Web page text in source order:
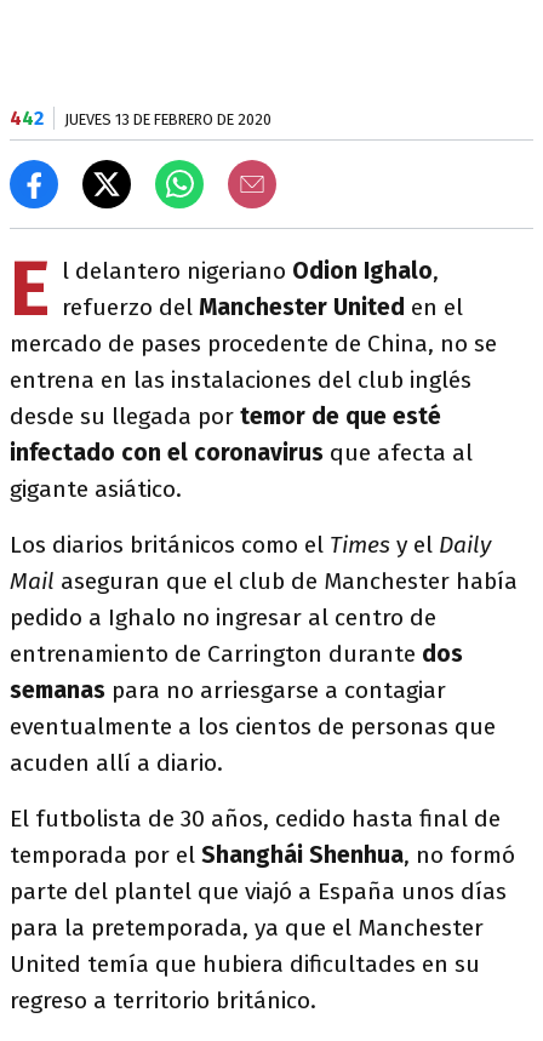
442 JUEVES 13 DE FEBRERO DE 2020
E l delantero nigeriano Odion Ighalo,
refuerzo del Manchester United en el
mercado de pases procedente de China, no se
entrena en las instalaciones del club inglés
desde su llegada por temor de que esté
infectado con el coronavirus que afecta al
gigante asiático.
Los diarios británicos como el Times y el Daily
Mail aseguran que el club de Manchester había
pedido a Ighalo no ingresar al centro de
entrenamiento de Carrington durante dos
semanas para no arriesgarse a contagiar
eventualmente a los cientos de personas que
acuden allí a diario.
El futbolista de 30 años, cedido hasta final de
temporada por el Shanghái Shenhua, no formó
parte del plantel que viajó a España unos días
para la pretemporada, ya que el Manchester
United temía que hubiera dificultades en su
regreso a territorio británico.